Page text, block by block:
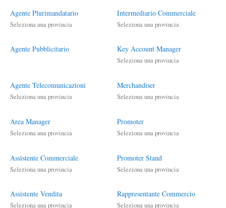
Agente Plurimandatario
Seleziona una provincia
Agente Pubblicitario
Agente Telecomunicazioni
Seleziona una provincia
Area Manager
Seleziona una provincia
Assistente Commerciale
Seleziona una provincia
Assistente Vendita
Seleziona una provincia
Intermediario Commerciale
Seleziona una provincia
Key Account Manager
Seleziona una provincia
Merchandiser
Seleziona una provincia
Promoter
Seleziona una provincia
Promoter Stand
Seleziona una provincia
Rappresentante Commercio
Seleziona una provincia